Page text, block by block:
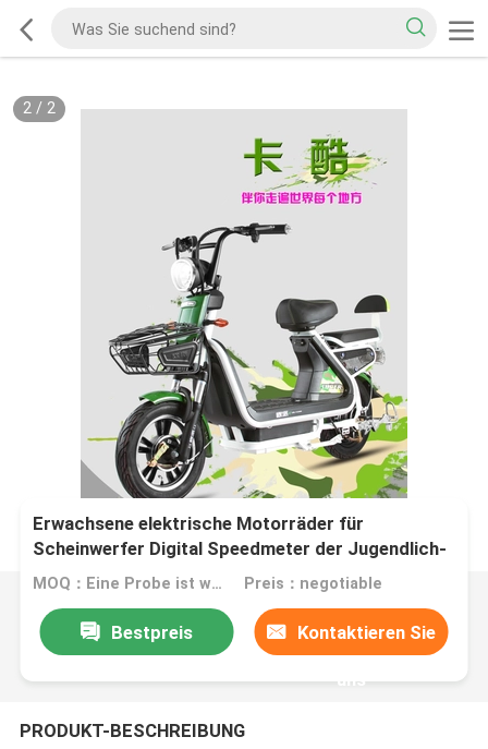
2/ 2
Erwachsene elektrische Motorräder für
Scheinwerfer Digital Speedmeter der Jugendlich-
LED
MOQ：Eine Probe ist willkommen Preis：negotiable
Bestpreis Kontaktieren Sie
uns
PRODUKT-BESCHREIBUNG